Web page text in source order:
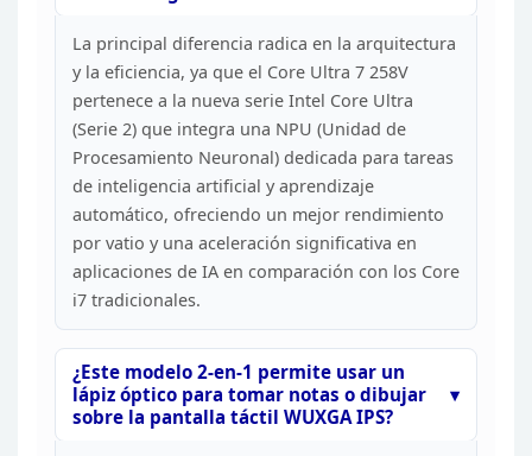
La principal diferencia radica en la arquitectura
y la eficiencia, ya que el Core Ultra 7 258V
pertenece a la nueva serie Intel Core Ultra
(Serie 2) que integra una NPU (Unidad de
Procesamiento Neuronal) dedicada para tareas
de inteligencia artificial y aprendizaje
automático, ofreciendo un mejor rendimiento
por vatio y una aceleración significativa en
aplicaciones de IA en comparación con los Core
i7 tradicionales.
¿Este modelo 2-en-1 permite usar un
lápiz óptico para tomar notas o dibujar
sobre la pantalla táctil WUXGA IPS?